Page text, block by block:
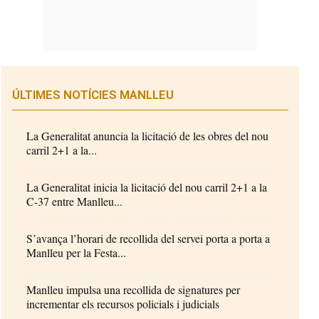
ÚLTIMES NOTÍCIES MANLLEU
La Generalitat anuncia la licitació de les obres del nou
carril 2+1 a la...
La Generalitat inicia la licitació del nou carril 2+1 a la
C-37 entre Manlleu...
S’avança l’horari de recollida del servei porta a porta a
Manlleu per la Festa...
Manlleu impulsa una recollida de signatures per
incrementar els recursos policials i judicials